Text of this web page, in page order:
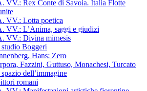
VV.: Rex Conte di Savoia. Italia Flotte
VV.: Lotta poetica
VV.: L’Anima, saggi e giudizi
VV.: Divina mimesis
Boggeri
Hans: Zero
Fazzini, Guttuso, Monachesi, Turcato
dell’immagine
romani